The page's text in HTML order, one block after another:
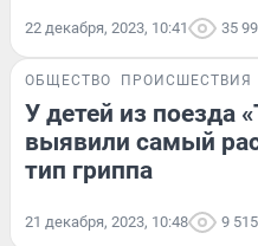
22 декабря, 2023, 10:41 35
ОБЩЕСТВО ПРОИСШЕСТВИЯ
У детей из поезда
выявили самый
тип гриппа
21 декабря, 2023, 10:48 9 515